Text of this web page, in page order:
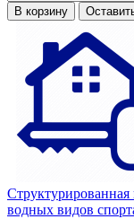
В корзину
водных видов